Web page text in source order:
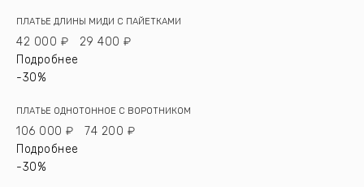
ПЛАТЬЕ ДЛИНЫ МИДИ С ПАЙЕТКАМИ
42 000 ₽
29 400 ₽
Подробнее
-30%
ПЛАТЬЕ ОДНОТОННОЕ C ВОРОТНИКОМ
106 000 ₽
74 200 ₽
Подробнее
-30%